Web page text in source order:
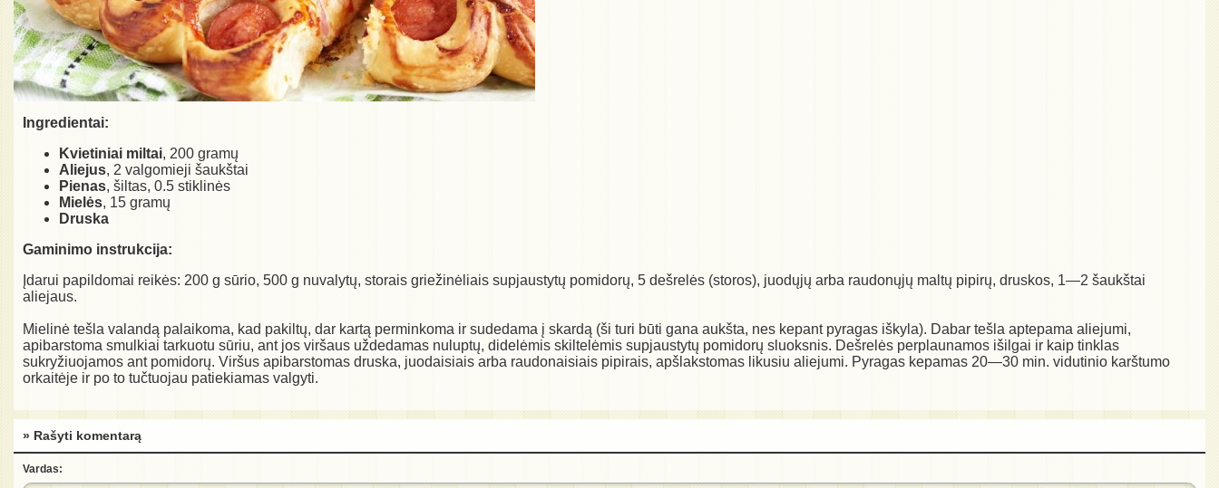
Ingredientai:
Kvietiniai miltai, 200 gramų
Aliejus, 2 valgomieji šaukštai
Pienas, šiltas, 0.5 stiklinės
Mielės, 15 gramų
Druska
Gaminimo instrukcija:
Įdarui papildomai reikės: 200 g sūrio, 500 g nuvalytų, storais griežinėliais supjaustytų pomidorų, 5 dešrelės (storos), juodųjų arba raudonųjų maltų pipirų, druskos, 1—2 šaukštai
aliejaus.
Mielinė tešla valandą palaikoma, kad pakiltų, dar kartą perminkoma ir sudedama į skardą (ši turi būti gana aukšta, nes kepant pyragas iškyla). Dabar tešla aptepama aliejumi,
apibarstoma smulkiai tarkuotu sūriu, ant jos viršaus uždedamas nuluptų, didelėmis skiltelėmis supjaustytų pomidorų sluoksnis. Dešrelės perplaunamos išilgai ir kaip tinklas
sukryžiuojamos ant pomidorų. Viršus apibarstomas druska, juodaisiais arba raudonaisiais pipirais, apšlakstomas likusiu aliejumi. Pyragas kepamas 20—30 min. vidutinio karštumo
orkaitėje ir po to tučtuojau patiekiamas valgyti.
» Rašyti komentarą
Vardas: